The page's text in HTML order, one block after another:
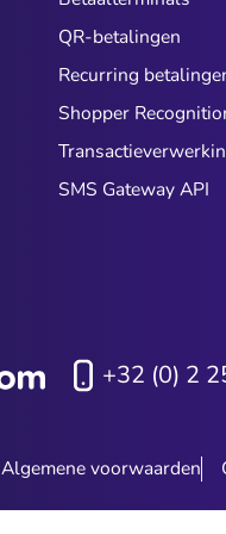
QR-betalingen
Recurring
Shopper
SMS Gateway API
+32 (0) 2
Algemene voorwaarden